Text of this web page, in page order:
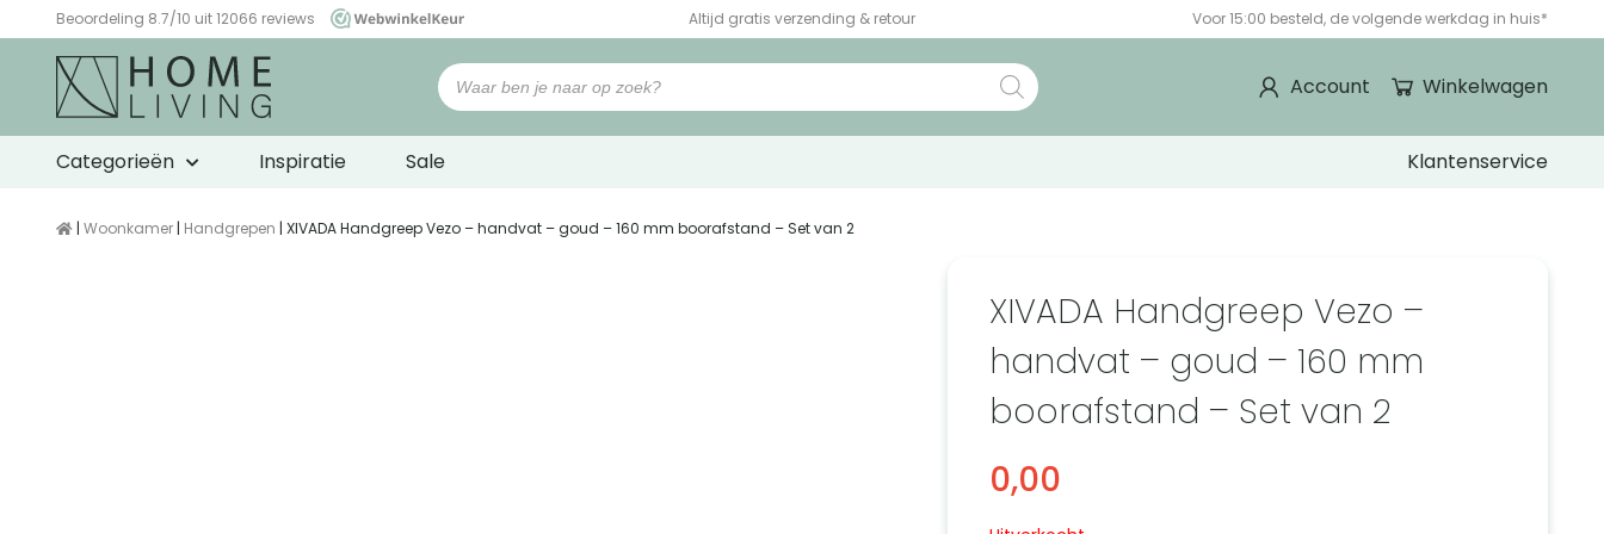
Beoordeling 8.7/10 uit 12066 reviews
WebwinkelKeur
Altijd gratis verzending & retour Voor 15:00 besteld, de volgende werkdag in huis*
Winkelwagen
Account
Categorieën Inspiratie Sale Klantenservice
| Woonkamer | Handgrepen | XIVADA Handgreep Vezo – handvat – goud – 160 mm boorafstand – Set van 2
XIVADA Handgreep Vezo –
handvat – goud – 160 mm
boorafstand – Set van 2
0,00